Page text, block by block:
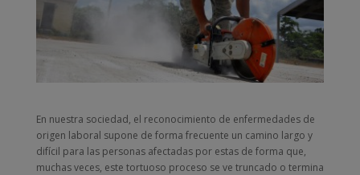
En nuestra sociedad, el reconocimiento de enfermedades de
origen laboral supone de forma frecuente un camino largo y
difícil para las personas afectadas por estas de forma que,
muchas veces, este tortuoso proceso se ve truncado o termina